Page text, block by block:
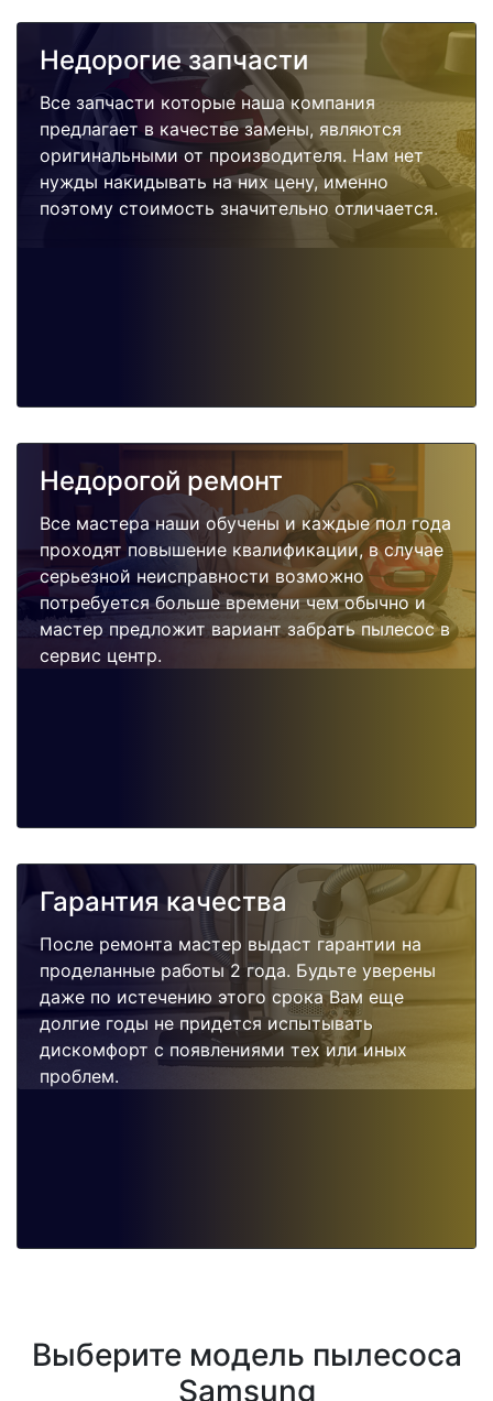
Недорогие запчасти
Все запчасти которые наша компания
предлагает в качестве замены, являются
оригинальными от производителя. Нам нет
нужды накидывать на них цену, именно
поэтому стоимость значительно отличается.
Недорогой ремонт
Все мастера наши обучены и каждые пол года
проходят повышение квалификации, в случае
серьезной неисправности возможно
потребуется больше времени чем обычно и
мастер предложит вариант забрать пылесос в
сервис центр.
Гарантия качества
После ремонта мастер выдаст гарантии на
проделанные работы 2 года. Будьте уверены
даже по истечению этого срока Вам еще
долгие годы не придется испытывать
дискомфорт с появлениями тех или иных
проблем.
Выберите модель пылесоса
Samsung